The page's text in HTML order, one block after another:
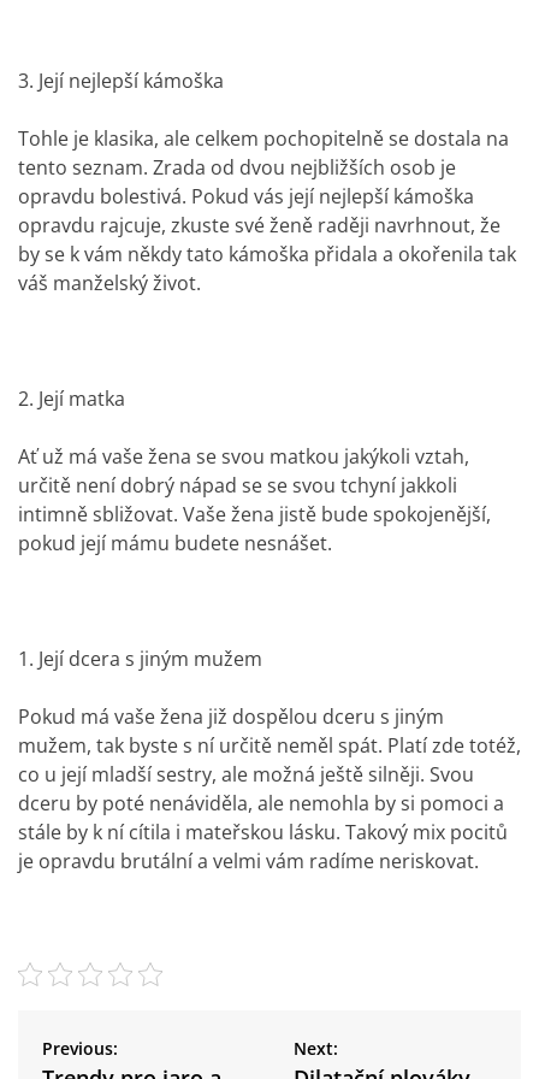
3. Její nejlepší kámoška
Tohle je klasika, ale celkem pochopitelně se dostala na
tento seznam. Zrada od dvou nejbližších osob je
opravdu bolestivá. Pokud vás její nejlepší kámoška
opravdu rajcuje, zkuste své ženě raději navrhnout, že
by se k vám někdy tato kámoška přidala a okořenila tak
váš manželský život.
2. Její matka
Ať už má vaše žena se svou matkou jakýkoli vztah,
určitě není dobrý nápad se se svou tchyní jakkoli
intimně sbližovat. Vaše žena jistě bude spokojenější,
pokud její mámu budete nesnášet.
1. Její dcera s jiným mužem
Pokud má vaše žena již dospělou dceru s jiným
mužem, tak byste s ní určitě neměl spát. Platí zde totéž,
co u její mladší sestry, ale možná ještě silněji. Svou
dceru by poté nenáviděla, ale nemohla by si pomoci a
stále by k ní cítila i mateřskou lásku. Takový mix pocitů
je opravdu brutální a velmi vám radíme neriskovat.
Previous: Next: